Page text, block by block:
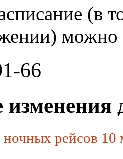
(в
можно
66
рейсов 10